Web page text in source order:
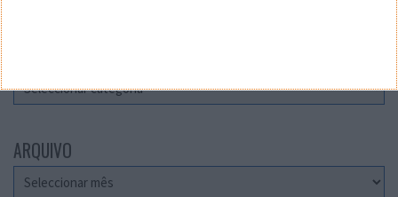
ARQUIVO
Arquivo